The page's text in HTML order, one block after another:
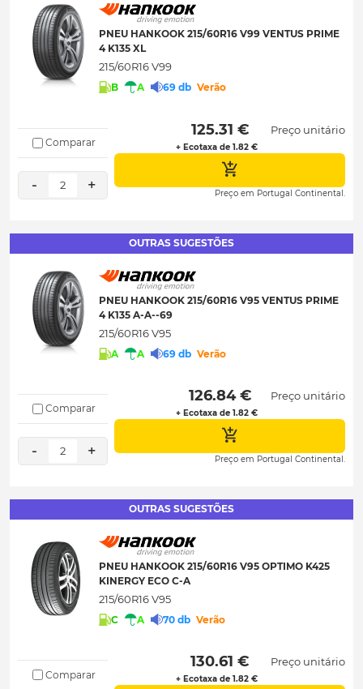
PNEU HANKOOK 215/60R16 V99 VENTUS PRIME
4 K135 XL
215/60R16 V99
B A 69 db Verão
Comparar
- 2 +
125.31 €
+ Ecotaxa de 1.82 €
Preço unitário
Preço em Portugal Continental.
OUTRAS SUGESTÕES
PNEU HANKOOK 215/60R16 V95 VENTUS PRIME
4 K135 A-A--69
215/60R16 V95
A A 69 db Verão
Comparar
- 2 +
126.84 €
+ Ecotaxa de 1.82 €
Preço unitário
Preço em Portugal Continental.
OUTRAS SUGESTÕES
PNEU HANKOOK 215/60R16 V95 OPTIMO K425
KINERGY ECO C-A
215/60R16 V95
C A 70 db Verão
Comparar
130.61 €
+ Ecotaxa de 1.82 €
Preço unitário